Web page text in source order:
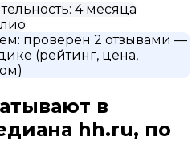
4 месяца
проверен 2 отзывами —
(рейтинг, цена,
в
hh.ru, по